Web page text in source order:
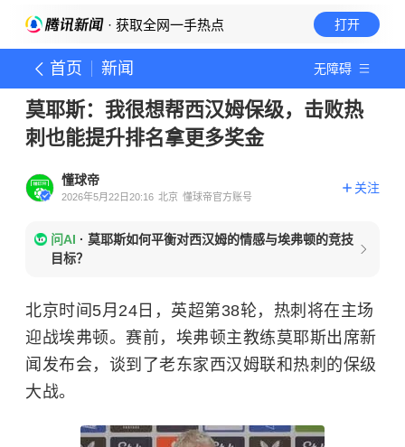
· 获取全网一手热点 打开
首页 新闻 无障碍
莫耶斯：我很想帮西汉姆保级，击败热
刺也能提升排名拿更多奖金
懂球帝
2026年5月22日20:16 北京 懂球帝官方账号
关注
问AI · 莫耶斯如何平衡对西汉姆的情感与埃弗顿的竞技
目标？
北京时间5月24日，英超第38轮，热刺将在主场
迎战埃弗顿。赛前，埃弗顿主教练莫耶斯出席新
闻发布会，谈到了老东家西汉姆联和热刺的保级
大战。